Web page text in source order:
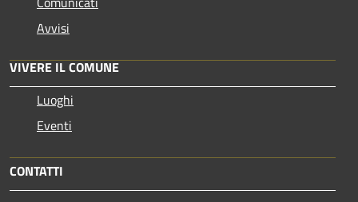
Avvisi
VIVERE IL COMUNE
Luoghi
Eventi
CONTATTI